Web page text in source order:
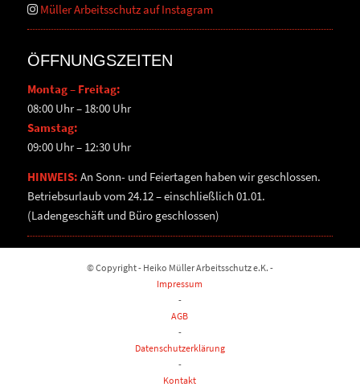
Müller Arbeitsschutz auf Instagram
ÖFFNUNGSZEITEN
Montag – Freitag:
08:00 Uhr – 18:00 Uhr
Samstag:
09:00 Uhr – 12:30 Uhr
HINWEIS: An Sonn- und Feiertagen haben wir geschlossen.
Betriebsurlaub vom 24.12 – einschließlich 01.01.
(Ladengeschäft und Büro geschlossen)
© Copyright - Heiko Müller Arbeitsschutz e.K. -
Impressum
-
AGB
-
Datenschutzerklärung
-
Kontakt